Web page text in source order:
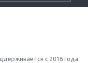
с 2016 года.